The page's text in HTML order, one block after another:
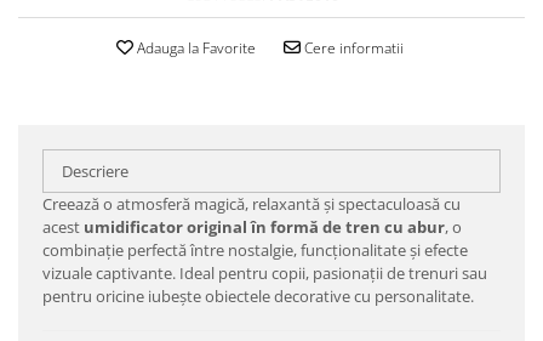
Adauga la Favorite Cere informatii
Descriere
Creează o atmosferă magică, relaxantă și spectaculoasă cu
acest umidificator original în formă de tren cu abur, o
combinație perfectă între nostalgie, funcționalitate și efecte
vizuale captivante. Ideal pentru copii, pasionații de trenuri sau
pentru oricine iubește obiectele decorative cu personalitate.